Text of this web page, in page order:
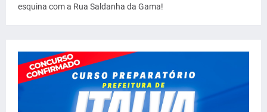
esquina com a Rua Saldanha da Gama!